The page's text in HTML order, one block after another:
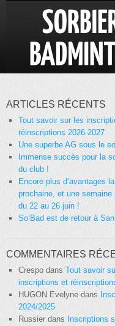
ARTICLES RÉCENTS
Tout savoir sur les
réinscriptions 2026-2027
Une superbe AG sous le
Immense succès pour la
du club !
Encore plus d’avantages
prochaine, et une semaine
du 22 au 26 juin !
So’Bad est de retour à
COMMENTAIRES
Crespo dans Tout savoir
inscriptions et
HUGON Evelyne dans
2024/2025
Russierdans Inscriptions